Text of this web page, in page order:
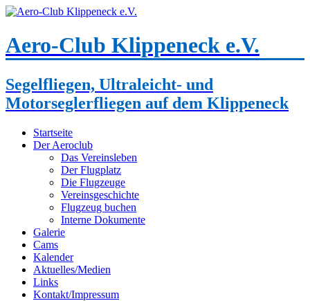
Aero-Club Klippeneck e.V.
Segelfliegen, Ultraleicht- und
Motorseglerfliegen auf dem Klippeneck
Startseite
Der Aeroclub
Das Vereinsleben
Der Flugplatz
Die Flugzeuge
Vereinsgeschichte
Flugzeug buchen
Interne Dokumente
Galerie
Cams
Kalender
Aktuelles/Medien
Links
Kontakt/Impressum